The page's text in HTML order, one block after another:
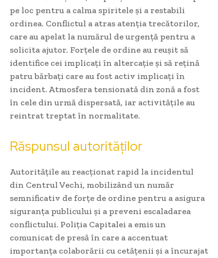
pe loc pentru a calma spiritele și a restabili
ordinea. Conflictul a atras atenția trecătorilor,
care au apelat la numărul de urgență pentru a
solicita ajutor. Forțele de ordine au reușit să
identifice cei implicați în altercație și să rețină
patru bărbați care au fost activ implicați în
incident. Atmosfera tensionată din zonă a fost
în cele din urmă dispersată, iar activitățile au
reintrat treptat în normalitate.
Răspunsul autorităților
Autoritățile au reacționat rapid la incidentul
din Centrul Vechi, mobilizând un număr
semnificativ de forțe de ordine pentru a asigura
siguranța publicului și a preveni escaladarea
conflictului. Poliția Capitalei a emis un
comunicat de presă în care a accentuat
importanța colaborării cu cetățenii și a încurajat